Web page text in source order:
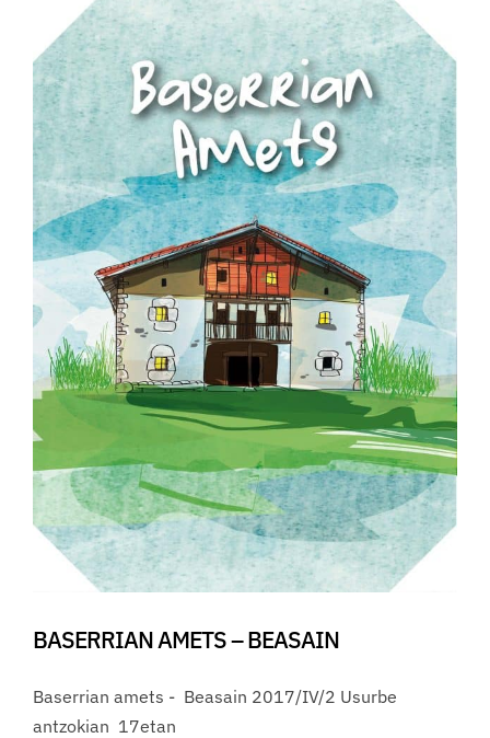
BASERRIAN AMETS – BEASAIN
Baserrian amets - Beasain 2017/IV/2 Usurbe
antzokian 17etan